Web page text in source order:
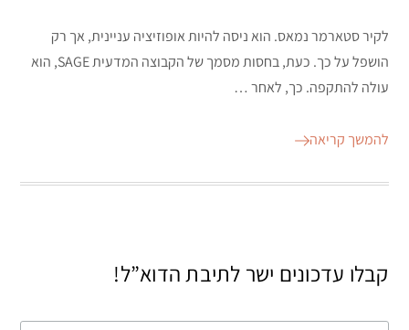
לקיר סטארמר נמאס. הוא ניסה להיות אופוזיציה עניינית, אך רק
הושפל על כך. כעת, בחסות מסמך של הקבוצה המדעית SAGE, הוא
עולה להתקפה. כך, לאחר …
להמשך קריאה
קבלו עדכונים ישר לתיבת הדוא”ל!